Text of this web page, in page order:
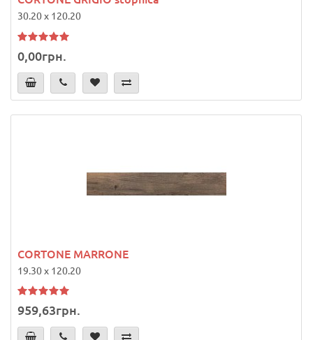
30.20 x 120.20
0,00грн.
CORTONE MARRONE
19.30 x 120.20
959,63грн.